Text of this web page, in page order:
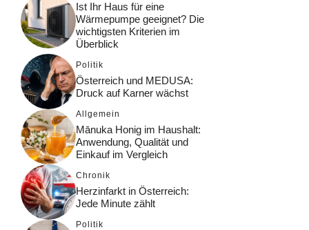
Ist Ihr Haus für eine
Wärmepumpe geeignet? Die
wichtigsten Kriterien im
Überblick
Politik
Österreich und MEDUSA:
Druck auf Karner wächst
Allgemein
Mānuka Honig im Haushalt:
Anwendung, Qualität und
Einkauf im Vergleich
Chronik
Herzinfarkt in Österreich:
Jede Minute zählt
Politik